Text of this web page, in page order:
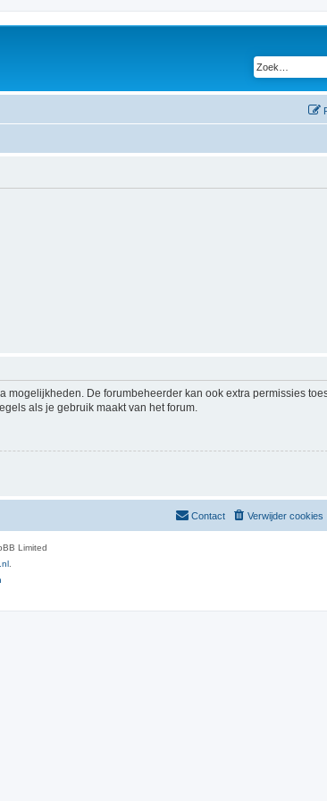
De forumbeheerder kan ook extra permissies
als je gebruik maakt van het forum.
Verwijder cookies
Contact
Limited